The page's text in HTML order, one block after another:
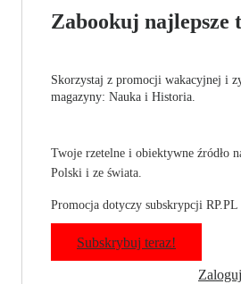
Zabookuj najlepsze
Skorzystaj z promocji wakacyjnej i
magazyny: Nauka i Historia.
Twoje rzetelne i obiektywne źródło
Polski i ze świata.
Promocja dotyczy subskrypcji RP.PL
Subskrybuj teraz!